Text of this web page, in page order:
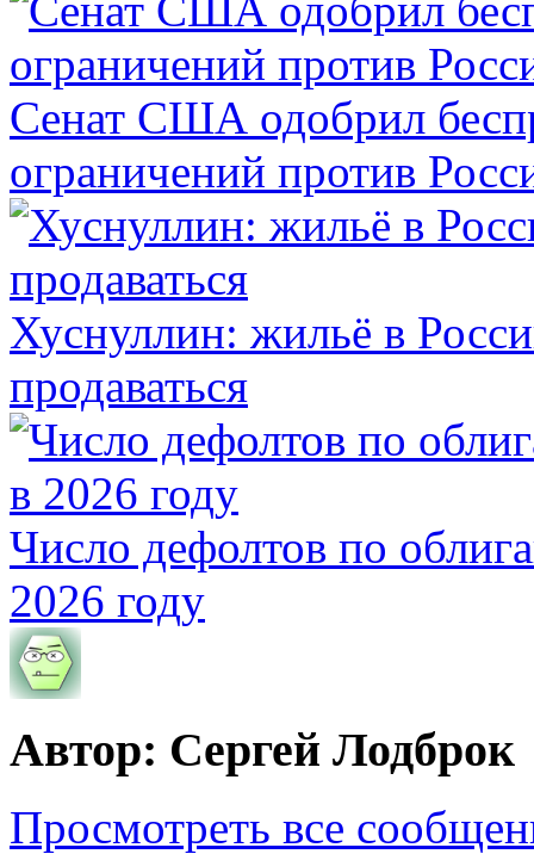
Сенат США одобрил
ограничений против
Хуснуллин: жильё в
продаваться
Число дефолтов по
2026 году
Автор: Сергей Лодброк
Просмотреть все